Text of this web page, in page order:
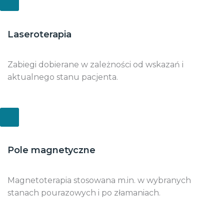
Laseroterapia
Zabiegi dobierane w zależności od wskazań i
aktualnego stanu pacjenta.
Pole magnetyczne
Magnetoterapia stosowana m.in. w wybranych
stanach pourazowych i po złamaniach.